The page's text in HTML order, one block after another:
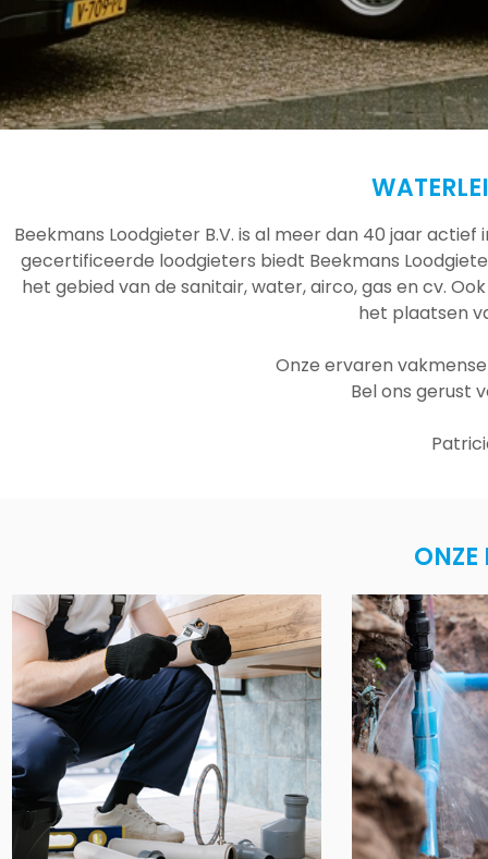
Beekmans Loodgieter B.V. is al meer dan 40 jaar
gecertificeerde loodgieters biedt Beekmans
het gebied van de sanitair, water, airco, gas en cv.
het plaatsen
Onze ervaren
Bel ons gerust
ONZE